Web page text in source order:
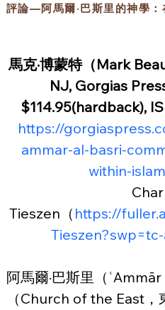
評論—阿馬爾·巴斯里的神學
馬克·博蒙特（Mark
NJ, Gorgias
$114.95(hardback),
https://
ammar-al-basri-
within-
Tieszen（ https://
Tieszen?swp=tc-
阿馬爾·巴斯里（
（Church of the East，